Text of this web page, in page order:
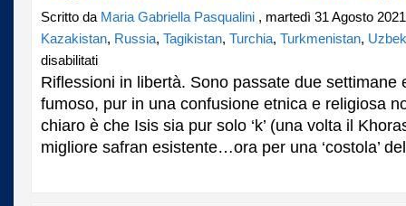
Scritto da Maria Gabriella Pasqualini , martedì 31 Agosto
Kazakistan, Russia, Tagikistan, Turchia, Turkmenistan,
disabilitatisu
Il
Vaso
di
la
Riflessioni in libertà. Sono passate due settimane
fumoso, pur in una confusione etnica e religiosa
chiaro è che Isis sia pur solo ‘k’ (una volta il
migliore safran esistente…ora per una ‘costola’